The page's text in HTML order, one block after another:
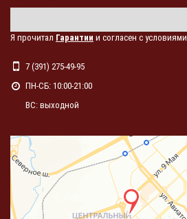
Я прочитал Гарантии и согласен с условиями
7 (391) 275-49-95
ПН-СБ: 10:00-21:00
ВС: выходной